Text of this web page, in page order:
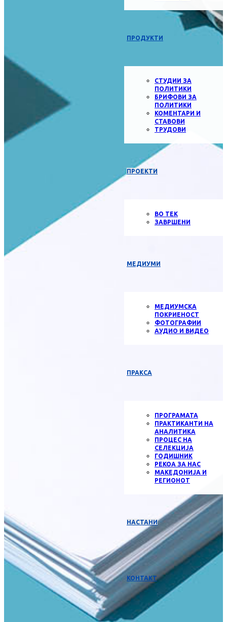
ПРОДУКТИ
СТУДИИ ЗА
ПОЛИТИКИ
БРИФОВИ ЗА
ПОЛИТИКИ
КОМЕНТАРИ И
СТАВОВИ
ТРУДОВИ
ПРОЕКТИ
ВО ТЕК
ЗАВРШЕНИ
МЕДИУМИ
МЕДИУМСКА
ПОКРИЕНОСТ
ФОТОГРАФИИ
АУДИО И ВИДЕО
ПРАКСА
ПРОГРАМАТА
ПРАКТИКАНТИ НА
АНАЛИТИКА
ПРОЦЕС НА
СЕЛЕКЦИЈА
ГОДИШНИК
РЕКОА ЗА НАС
МАКЕДОНИЈА И
РЕГИОНОТ
НАСТАНИ
КОНТАКТ